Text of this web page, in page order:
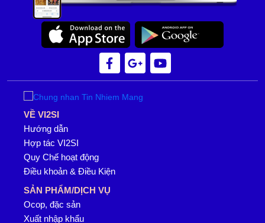
VỀ VI2SI
Hướng dẫn
Hợp tác VI2SI
Quy Chế hoạt động
Điều khoản & Điều Kiện
SẢN PHẨM/DỊCH VỤ
Ocop, đặc sản
Xuất nhập khẩu